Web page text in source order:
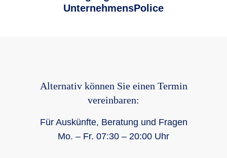
UnternehmensPolice
Alternativ können Sie einen Termin
vereinbaren:
Für Auskünfte, Beratung und Fragen
Mo. – Fr. 07:30 – 20:00 Uhr